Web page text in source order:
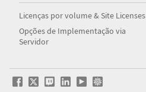
Licenças por volume & Site Licenses
Opções de Implementação via
Servidor